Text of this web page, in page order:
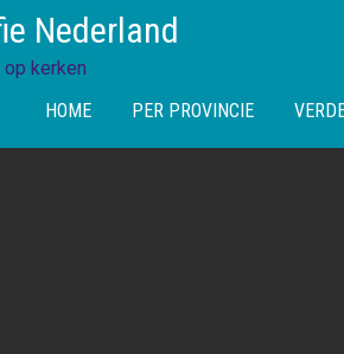
Nederland
kerken
HOME
PER PROVINCIE